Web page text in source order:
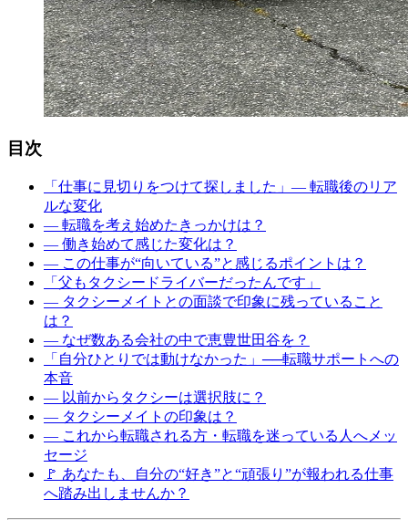
目次
「仕事に見切りをつけて探しました」― 転職後のリア
ルな変化
― 転職を考え始めたきっかけは？
― 働き始めて感じた変化は？
― この仕事が“向いている”と感じるポイントは？
「父もタクシードライバーだったんです」
― タクシーメイトとの面談で印象に残っていること
は？
― なぜ数ある会社の中で恵豊世田谷を？
「自分ひとりでは動けなかった」──転職サポートへの
本音
― 以前からタクシーは選択肢に？
― タクシーメイトの印象は？
― これから転職される方・転職を迷っている人へメッ
セージ
🚩 あなたも、自分の“好き”と“頑張り”が報われる仕事
へ踏み出しませんか？